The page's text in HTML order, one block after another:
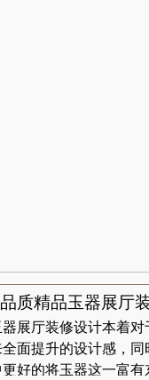
质精品玉器展厅
展厅装修设计本着
面提升的设计感，
好的将玉器这一富有